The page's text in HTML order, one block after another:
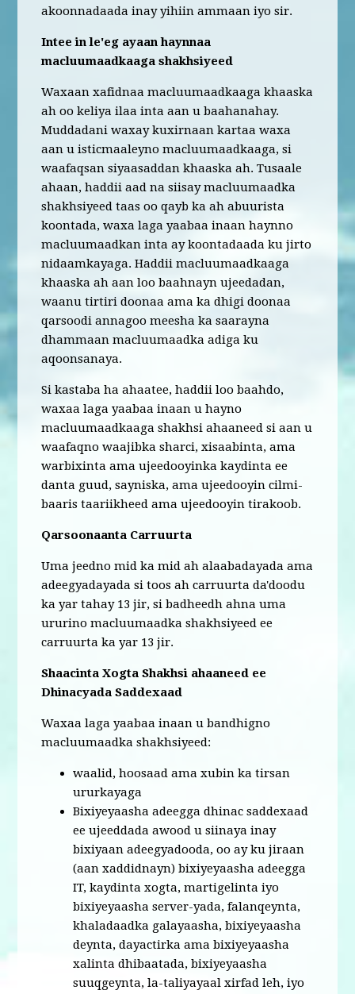
akoonnadaada inay yihiin ammaan iyo sir.
Intee in le'eg ayaan haynnaa
macluumaadkaaga shakhsiyeed
Waxaan xafidnaa macluumaadkaaga khaaska
ah oo keliya ilaa inta aan u baahanahay.
Muddadani waxay kuxirnaan kartaa waxa
aan u isticmaaleyno macluumaadkaaga, si
waafaqsan siyaasaddan khaaska ah. Tusaale
ahaan, haddii aad na siisay macluumaadka
shakhsiyeed taas oo qayb ka ah abuurista
koontada, waxa laga yaabaa inaan haynno
macluumaadkan inta ay koontadaada ku jirto
nidaamkayaga. Haddii macluumaadkaaga
khaaska ah aan loo baahnayn ujeedadan,
waanu tirtiri doonaa ama ka dhigi doonaa
qarsoodi annagoo meesha ka saarayna
dhammaan macluumaadka adiga ku
aqoonsanaya.
Si kastaba ha ahaatee, haddii loo baahdo,
waxaa laga yaabaa inaan u hayno
macluumaadkaaga shakhsi ahaaneed si aan u
waafaqno waajibka sharci, xisaabinta, ama
warbixinta ama ujeedooyinka kaydinta ee
danta guud, sayniska, ama ujeedooyin cilmi-
baaris taariikheed ama ujeedooyin tirakoob.
Qarsoonaanta Carruurta
Uma jeedno mid ka mid ah alaabadayada ama
adeegyadayada si toos ah carruurta da'doodu
ka yar tahay 13 jir, si badheedh ahna uma
ururino macluumaadka shakhsiyeed ee
carruurta ka yar 13 jir.
Shaacinta Xogta Shakhsi ahaaneed ee
Dhinacyada Saddexaad
Waxaa laga yaabaa inaan u bandhigno
macluumaadka shakhsiyeed:
waalid, hoosaad ama xubin ka tirsan
ururkayaga
Bixiyeyaasha adeegga dhinac saddexaad
ee ujeeddada awood u siinaya inay
bixiyaan adeegyadooda, oo ay ku jiraan
(aan xaddidnayn) bixiyeyaasha adeegga
IT, kaydinta xogta, martigelinta iyo
bixiyeyaasha server-yada, falanqeynta,
khaladaadka galayaasha, bixiyeyaasha
deynta, dayactirka ama bixiyeyaasha
xalinta dhibaatada, bixiyeyaasha
suuqgeynta, la-taliyayaal xirfad leh, iyo